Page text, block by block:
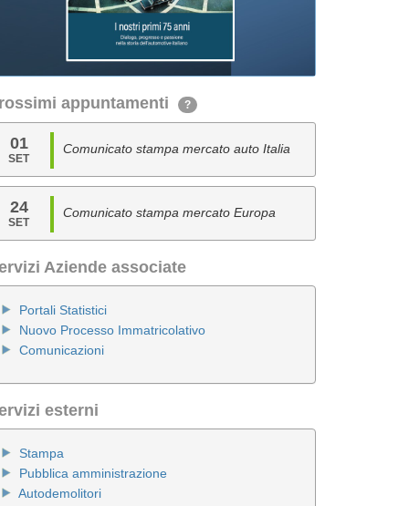
appuntamenti ?
01
SET
Comunicato stampa mercato auto Italia
24
SET
Comunicato stampa mercato Europa
Aziende associate
Portali Statistici
Nuovo Processo Immatricolativo
Comunicazioni
esterni
Stampa
Pubblica amministrazione
Autodemolitori